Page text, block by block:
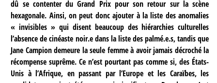
dû se contenter du Grand Prix pour son retour sur la scène
hexagonale. Ainsi, on peut donc ajouter à la liste des anomalies
« invisibles » qui disent beaucoup des hiérarchies culturelles
l’absence de cinéaste noir.e dans la liste des palmé.e.s, tandis que
Jane Campion demeure la seule femme à avoir jamais décroché la
récompense suprême. Ce n’est pourtant pas comme si, des États-
Unis à l’Afrique, en passant par l’Europe et les Caraïbes, les